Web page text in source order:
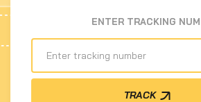
ENTER TRACKING
TRACK